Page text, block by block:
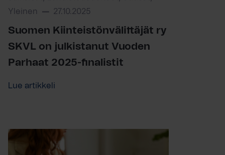
Yleinen
27.10.2025
Suomen Kiinteistönvälittäjät ry
SKVL on julkistanut Vuoden
Parhaat 2025-finalistit
Lue artikkeli